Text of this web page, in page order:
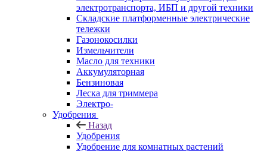
электротранспорта, ИБП и другой техники
Складские платформенные электрические
тележки
Газонокосилки
Измельчители
Масло для техники
Аккумуляторная
Бензиновая
Леска для триммера
Электро-
Удобрения
Назад
Удобрения
Удобрение для комнатных растений